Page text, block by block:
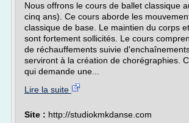
Nous offrons le cours de ballet classique
cinq ans). Ce cours aborde les
classique de base. Le maintien du corps
sont fortement sollicités. Le cours
de réchauffements suivie
serviront à la création de chorégraphies.
qui demande une...
Lire la suite
Site : http://studiokmkdanse.com